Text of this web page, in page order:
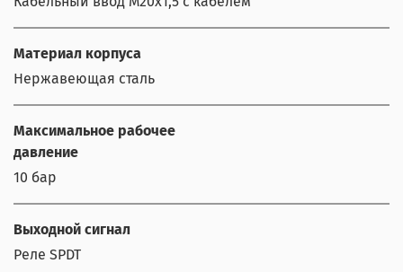
Материал корпуса
Нержавеющая сталь
Максимальное рабочее
давление
10 бар
Выходной сигнал
Реле SPDT